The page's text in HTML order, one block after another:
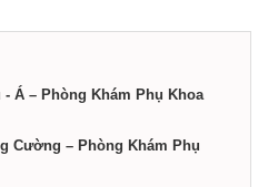
Á – Phòng Khám Phụ Khoa
Cường – Phòng Khám Phụ